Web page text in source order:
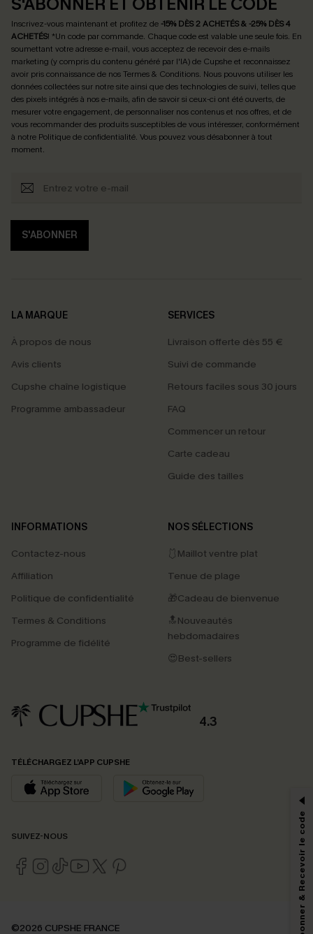
Inscrivez-vous maintenant et profitez de -15% DÈS 2 ACHETÉS & -25% DÈS 4
ACHETÉS! *Un code par commande. Chaque code est valable une seule fois. En
soumettant votre adresse e-mail, vous acceptez de recevoir des e-mails
marketing (y compris du contenu généré par l'IA) de Cupshe et reconnaissez
avoir pris connaissance de nosTermes & Conditions. Nous pouvons utiliser les
données collectées sur notre site ainsi que des technologies de suivi, telles que
des pixels intégrés à nos e-mails, afin de savoir si ceux-ci ont été ouverts, de
mesurer votre engagement, de personnaliser nos contenus et nos offres, et de
vous recommander des produits susceptibles de vous intéresser, conformément
à notre Politique de confidentialité. Vous pouvez vous désabonner à tout
moment.
S'ABONNER
LA MARQUE
À propos de nous
Avis clients
Cupshe chaîne logistique
Programme ambassadeur
SERVICES
Livraison offerte dès 55 €
Suivi de commande
Retours faciles sous 30 jours
FAQ
Commencer un retour
Carte cadeau
Guide des tailles
INFORMATIONS
Contactez-nous
Affiliation
Politique de confidentialité
Termes & Conditions
Programme de fidélité
NOS SÉLECTIONS
🩱Maillot ventre plat
Tenue de plage
🎁Cadeau de bienvenue
🔝Nouveautés
hebdomadaires
😍Best-sellers
4.3
TÉLÉCHARGEZ L’APP CUPSHE
SUIVEZ-NOUS
©2026 CUPSHE FRANCE
PROFITEZ DE -15%
-15% dès 2 Achetés par E-mail
En soumettant votre adresse e-mail, vous acceptez de recevoir des e-mails
marketing (y compris du contenu généré par l'IA) de Cupshe et
S'abonner & Recevoir le code